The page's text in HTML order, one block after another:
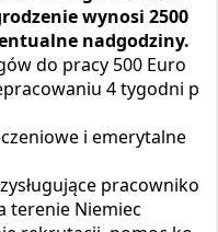
wynosi 2500
nadgodziny.
do pracy 500 Euro
4 tygodni p
i emerytalne
pracowniko
terenie Niemiec